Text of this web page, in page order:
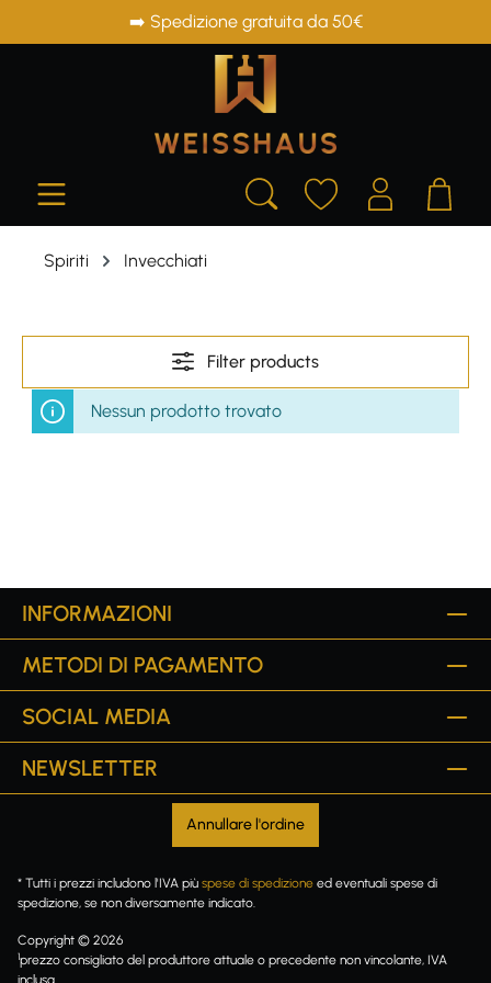
➡️ Spedizione gratuita da 50€
Spiriti Invecchiati
Filter products
Nessun prodotto trovato
INFORMAZIONI
METODI DI PAGAMENTO
SOCIAL MEDIA
NEWSLETTER
Annullare l'ordine
* Tutti i prezzi includono l'IVA più spese di spedizione ed eventuali spese di
spedizione, se non diversamente indicato.
Copyright © 2026
1prezzo consigliato del produttore attuale o precedente non vincolante, IVA
inclusa.